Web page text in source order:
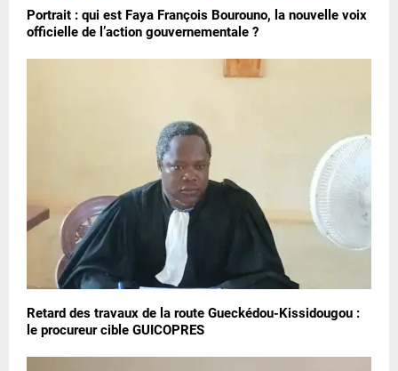
Portrait : qui est Faya François Bourouno, la nouvelle voix
officielle de l’action gouvernementale ?
Retard des travaux de la route Gueckédou-Kissidougou :
le procureur cible GUICOPRES